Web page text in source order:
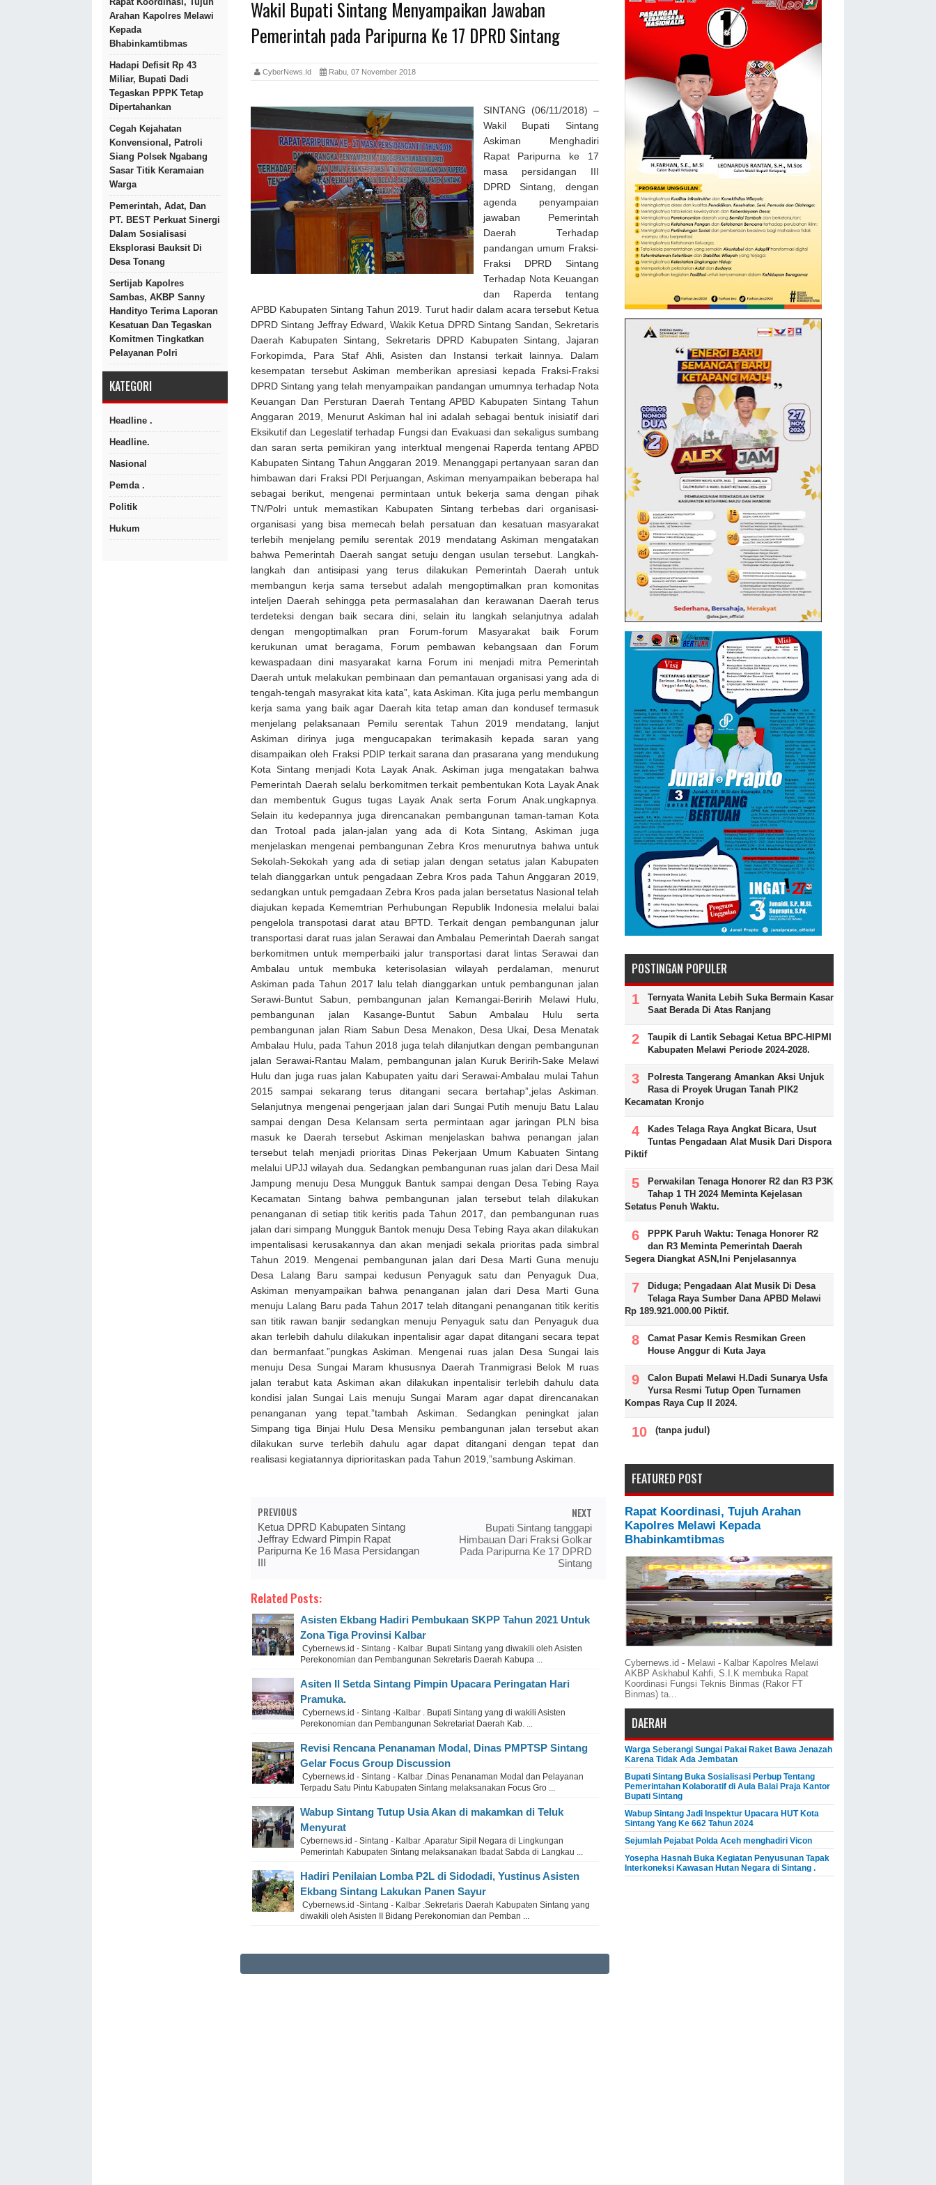
Arahan Kapolres Melawi
Kepada
Bhabinkamtibmas
Hadapi Defisit Rp 43
Miliar, Bupati Dadi
Tegaskan PPPK Tetap
Dipertahankan
Cegah Kejahatan
Konvensional, Patroli
Siang Polsek Ngabang
Sasar Titik Keramaian
Warga
Pemerintah, Adat, Dan
PT. BEST Perkuat Sinergi
Dalam Sosialisasi
Eksplorasi Bauksit Di
Desa Tonang
Sertijab Kapolres
Sambas, AKBP Sanny
Handityo Terima Laporan
Kesatuan Dan Tegaskan
Komitmen Tingkatkan
Pelayanan Polri
KATEGORI
Headline .
Headline.
Nasional
Pemda .
Politik
Hukum
Wakil Bupati Sintang Menyampaikan Jawaban
Pemerintah pada Paripurna Ke 17 DPRD Sintang
CyberNews.id Rabu, 07 November 2018
SINTANG (06/11/2018) –
Wakil Bupati Sintang
Askiman Menghadiri
Rapat Paripurna ke 17
masa persidangan III
DPRD Sintang, dengan
agenda penyampaian
jawaban Pemerintah
Daerah Terhadap
pandangan umum Fraksi-
Fraksi DPRD Sintang
Terhadap Nota Keuangan
dan Raperda tentang
APBD Kabupaten Sintang Tahun 2019. Turut hadir dalam acara tersebut Ketua
DPRD Sintang Jeffray Edward, Wakik Ketua DPRD Sintang Sandan, Sekretaris
Daerah Kabupaten Sintang, Sekretaris DPRD Kabupaten Sintang, Jajaran
Forkopimda, Para Staf Ahli, Asisten dan Instansi terkait lainnya. Dalam
kesempatan tersebut Askiman memberikan apresiasi kepada Fraksi-Fraksi
DPRD Sintang yang telah menyampaikan pandangan umumnya terhadap Nota
Keuangan Dan Persturan Daerah Tentang APBD Kabupaten Sintang Tahun
Anggaran 2019, Menurut Askiman hal ini adalah sebagai bentuk inisiatif dari
Eksikutif dan Legeslatif terhadap Fungsi dan Evakuasi dan sekaligus sumbang
dan saran serta pemikiran yang interktual mengenai Raperda tentang APBD
Kabupaten Sintang Tahun Anggaran 2019. Menanggapi pertanyaan saran dan
himbawan dari Fraksi PDI Perjuangan, Askiman menyampaikan beberapa hal
sebagai berikut, mengenai permintaan untuk bekerja sama dengan pihak
TN/Polri untuk memastikan Kabupaten Sintang terbebas dari organisasi-
organisasi yang bisa memecah belah persatuan dan kesatuan masyarakat
terlebih menjelang pemilu serentak 2019 mendatang Askiman mengatakan
bahwa Pemerintah Daerah sangat setuju dengan usulan tersebut. Langkah-
langkah dan antisipasi yang terus dilakukan Pemerintah Daerah untuk
membangun kerja sama tersebut adalah mengoptimalkan pran komonitas
inteljen Daerah sehingga peta permasalahan dan kerawanan Daerah terus
terdeteksi dengan baik secara dini, selain itu langkah selanjutnya adalah
dengan mengoptimalkan pran Forum-forum Masyarakat baik Forum
kerukunan umat beragama, Forum pembawan kebangsaan dan Forum
kewaspadaan dini masyarakat karna Forum ini menjadi mitra Pemerintah
Daerah untuk melakukan pembinaan dan pemantauan organisasi yang ada di
tengah-tengah masyrakat kita kata”, kata Askiman. Kita juga perlu membangun
kerja sama yang baik agar Daerah kita tetap aman dan kondusef termasuk
menjelang pelaksanaan Pemilu serentak Tahun 2019 mendatang, lanjut
Askiman dirinya juga mengucapakan terimakasih kepada saran yang
disampaikan oleh Fraksi PDIP terkait sarana dan prasarana yang mendukung
Kota Sintang menjadi Kota Layak Anak. Askiman juga mengatakan bahwa
Pemerintah Daerah selalu berkomitmen terkait pembentukan Kota Layak Anak
dan membentuk Gugus tugas Layak Anak serta Forum Anak.ungkapnya.
Selain itu kedepannya juga direncanakan pembangunan taman-taman Kota
dan Trotoal pada jalan-jalan yang ada di Kota Sintang, Askiman juga
menjelaskan mengenai pembangunan Zebra Kros menurutnya bahwa untuk
Sekolah-Sekokah yang ada di setiap jalan dengan setatus jalan Kabupaten
telah dianggarkan untuk pengadaan Zebra Kros pada Tahun Anggaran 2019,
sedangkan untuk pemgadaan Zebra Kros pada jalan bersetatus Nasional telah
diajukan kepada Kememtrian Perhubungan Republik Indonesia melalui balai
pengelola transpotasi darat atau BPTD. Terkait dengan pembangunan jalur
transportasi darat ruas jalan Serawai dan Ambalau Pemerintah Daerah sangat
berkomitmen untuk memperbaiki jalur transportasi darat lintas Serawai dan
Ambalau untuk membuka keterisolasian wilayah perdalaman, menurut
Askiman pada Tahun 2017 lalu telah dianggarkan untuk pembangunan jalan
Serawi-Buntut Sabun, pembangunan jalan Kemangai-Beririh Melawi Hulu,
pembangunan jalan Kasange-Buntut Sabun Ambalau Hulu serta
pembangunan jalan Riam Sabun Desa Menakon, Desa Ukai, Desa Menatak
Ambalau Hulu, pada Tahun 2018 juga telah dilanjutkan dengan pembangunan
jalan Serawai-Rantau Malam, pembangunan jalan Kuruk Beririh-Sake Melawi
Hulu dan juga ruas jalan Kabupaten yaitu dari Serawai-Ambalau mulai Tahun
2015 sampai sekarang terus ditangani secara bertahap”,jelas Askiman.
Selanjutnya mengenai pengerjaan jalan dari Sungai Putih menuju Batu Lalau
sampai dengan Desa Kelansam serta permintaan agar jaringan PLN bisa
masuk ke Daerah tersebut Askiman menjelaskan bahwa penangan jalan
tersebut telah menjadi prioritas Dinas Pekerjaan Umum Kabuaten Sintang
melalui UPJJ wilayah dua. Sedangkan pembangunan ruas jalan dari Desa Mail
Jampung menuju Desa Mungguk Bantuk sampai dengan Desa Tebing Raya
Kecamatan Sintang bahwa pembangunan jalan tersebut telah dilakukan
penanganan di setiap titik keritis pada Tahun 2017, dan pembangunan ruas
jalan dari simpang Mungguk Bantok menuju Desa Tebing Raya akan dilakukan
impentalisasi kerusakannya dan akan menjadi sekala prioritas pada simbral
Tahun 2019. Mengenai pembangunan jalan dari Desa Marti Guna menuju
Desa Lalang Baru sampai kedusun Penyaguk satu dan Penyaguk Dua,
Askiman menyampaikan bahwa penanganan jalan dari Desa Marti Guna
menuju Lalang Baru pada Tahun 2017 telah ditangani penanganan titik keritis
san titik rawan banjir sedangkan menuju Penyaguk satu dan Penyaguk dua
akan terlebih dahulu dilakukan inpentalisir agar dapat ditangani secara tepat
dan bermanfaat.”pungkas Askiman. Mengenai ruas jalan Desa Sungai lais
menuju Desa Sungai Maram khususnya Daerah Tranmigrasi Belok M ruas
jalan terabut kata Askiman akan dilakukan inpentalisir terlebih dahulu data
kondisi jalan Sungai Lais menuju Sungai Maram agar dapat direncanakan
penanganan yang tepat.”tambah Askiman. Sedangkan peningkat jalan
Simpang tiga Binjai Hulu Desa Mensiku pembangunan jalan tersebut akan
dilakukan surve terlebih dahulu agar dapat ditangani dengan tepat dan
realisasi kegiatannya diprioritaskan pada Tahun 2019,”sambung Askiman.
PREVIOUS
Ketua DPRD Kabupaten Sintang
Jeffray Edward Pimpin Rapat
Paripurna Ke 16 Masa Persidangan
III
NEXT
Bupati Sintang tanggapi
Himbauan Dari Fraksi Golkar
Pada Paripurna Ke 17 DPRD
Sintang
Related Posts:
Asisten Ekbang Hadiri Pembukaan SKPP Tahun 2021 Untuk
Zona Tiga Provinsi Kalbar
Cybernews.id - Sintang - Kalbar .Bupati Sintang yang diwakili oleh Asisten
Perekonomian dan Pembangunan Sekretaris Daerah Kabupa ...
Asiten II Setda Sintang Pimpin Upacara Peringatan Hari
Pramuka.
Cybernews.id - Sintang -Kalbar . Bupati Sintang yang di wakili Asisten
Perekonomian dan Pembangunan Sekretariat Daerah Kab. ...
Revisi Rencana Penanaman Modal, Dinas PMPTSP Sintang
Gelar Focus Group Discussion
Cybernews.id - Sintang - Kalbar .Dinas Penanaman Modal dan Pelayanan
Terpadu Satu Pintu Kabupaten Sintang melaksanakan Focus Gro ...
Wabup Sintang Tutup Usia Akan di makamkan di Teluk
Menyurat
Cybernews.id - Sintang - Kalbar .Aparatur Sipil Negara di Lingkungan
Pemerintah Kabupaten Sintang melaksanakan Ibadat Sabda di Langkau ...
Hadiri Penilaian Lomba P2L di Sidodadi, Yustinus Asisten
Ekbang Sintang Lakukan Panen Sayur
Cybernews.id -Sintang - Kalbar .Sekretaris Daerah Kabupaten Sintang yang
diwakili oleh Asisten II Bidang Perekonomian dan Pemban ...
POSTINGAN POPULER
Ternyata Wanita Lebih Suka Bermain Kasar
Saat Berada Di Atas Ranjang
Taupik di Lantik Sebagai Ketua BPC-HIPMI
Kabupaten Melawi Periode 2024-2028.
Polresta Tangerang Amankan Aksi Unjuk
Rasa di Proyek Urugan Tanah PIK2
Kecamatan Kronjo
Kades Telaga Raya Angkat Bicara, Usut
Tuntas Pengadaan Alat Musik Dari Dispora
Piktif
Perwakilan Tenaga Honorer R2 dan R3 P3K
Tahap 1 TH 2024 Meminta Kejelasan
Setatus Penuh Waktu.
PPPK Paruh Waktu: Tenaga Honorer R2
dan R3 Meminta Pemerintah Daerah
Segera Diangkat ASN,Ini Penjelasannya
Diduga; Pengadaan Alat Musik Di Desa
Telaga Raya Sumber Dana APBD Melawi
Rp 189.921.000.00 Piktif.
Camat Pasar Kemis Resmikan Green
House Anggur di Kuta Jaya
Calon Bupati Melawi H.Dadi Sunarya Usfa
Yursa Resmi Tutup Open Turnamen
Kompas Raya Cup II 2024.
(tanpa judul)
FEATURED POST
Rapat Koordinasi, Tujuh Arahan
Kapolres Melawi Kepada
Bhabinkamtibmas
Cybernews.id - Melawi - Kalbar Kapolres Melawi
AKBP Askhabul Kahfi, S.I.K membuka Rapat
Koordinasi Fungsi Teknis Binmas (Rakor FT
Binmas) ta...
DAERAH
Warga Seberangi Sungai Pakai Raket Bawa Jenazah
Karena Tidak Ada Jembatan
Bupati Sintang Buka Sosialisasi Perbup Tentang
Pemerintahan Kolaboratif di Aula Balai Praja Kantor
Bupati Sintang
Wabup Sintang Jadi Inspektur Upacara HUT Kota
Sintang Yang Ke 662 Tahun 2024
Sejumlah Pejabat Polda Aceh menghadiri Vicon
Yosepha Hasnah Buka Kegiatan Penyusunan Tapak
Interkoneksi Kawasan Hutan Negara di Sintang .